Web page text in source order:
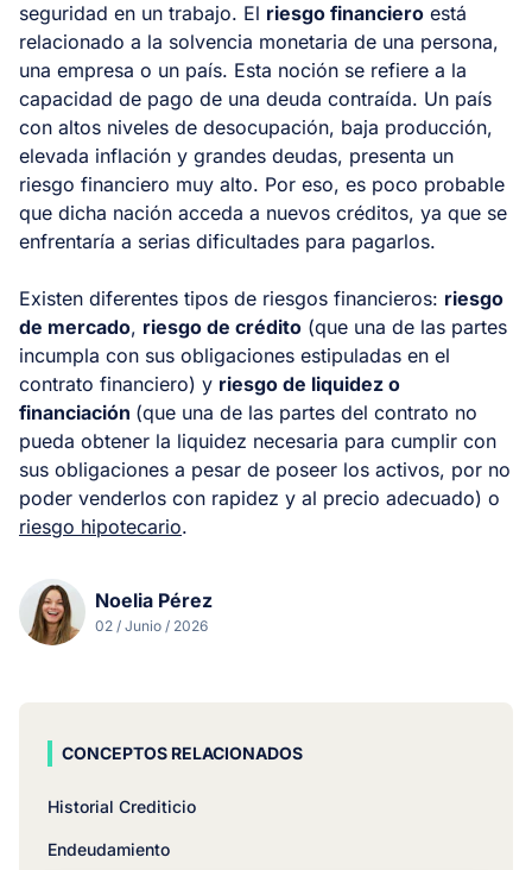
seguridad en un trabajo. El riesgo financiero está
relacionado a la solvencia monetaria de una persona,
una empresa o un país. Esta noción se refiere a la
capacidad de pago de una deuda contraída. Un país
con altos niveles de desocupación, baja producción,
elevada inflación y grandes deudas, presenta un
riesgo financiero muy alto. Por eso, es poco probable
que dicha nación acceda a nuevos créditos, ya que se
enfrentaría a serias dificultades para pagarlos.
Existen diferentes tipos de riesgos financieros: riesgo
de mercado, riesgo de crédito (que una de las partes
incumpla con sus obligaciones estipuladas en el
contrato financiero) y riesgo de liquidez o
financiación (que una de las partes del contrato no
pueda obtener la liquidez necesaria para cumplir con
sus obligaciones a pesar de poseer los activos, por no
poder venderlos con rapidez y al precio adecuado) o
riesgo hipotecario.
Noelia Pérez
02 / Junio / 2026
CONCEPTOS RELACIONADOS
Historial Crediticio
Endeudamiento